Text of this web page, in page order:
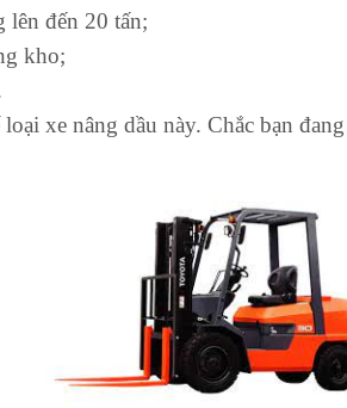
lên đến 20 tấn;
kho;
xe nâng dầu này. Chắc bạn